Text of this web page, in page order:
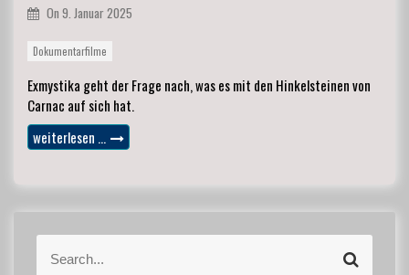
On 9. Januar 2025
Dokumentarfilme
Exmystika geht der Frage nach, was es mit den Hinkelsteinen von
Carnac auf sich hat.
weiterlesen …
S